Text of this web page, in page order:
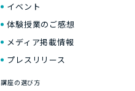
イベント
体験授業のご感想
メディア掲載情報
プレスリリース
講座の選び方